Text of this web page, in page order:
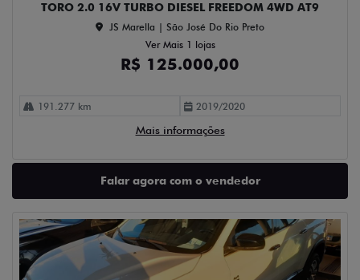
TORO 2.0 16V TURBO DIESEL FREEDOM 4WD AT9
JS Marella | São José Do Rio Preto
Ver Mais 1 lojas
R$ 125.000,00
191.277 km 2019/2020
Mais informações
Falar agora com o vendedor